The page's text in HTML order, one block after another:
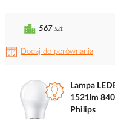
Dodaj do porównania
567 szt
Lampa
1521lm
Philips